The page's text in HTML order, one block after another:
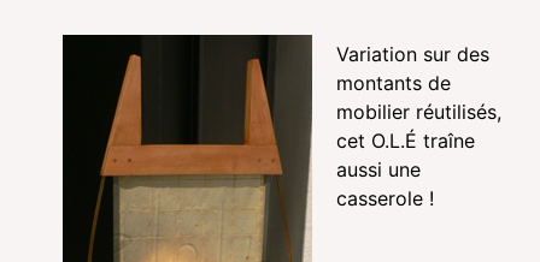
Variation sur des
montants de
mobilier réutilisés,
cet O.L.É traîne
aussi une
casserole !